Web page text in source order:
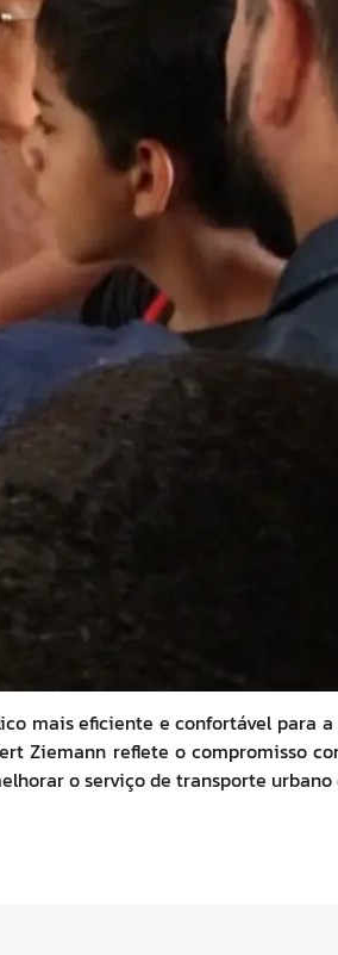
mais eficiente e confortável para
Ziemann reflete o compromisso
o serviço de transporte urbano